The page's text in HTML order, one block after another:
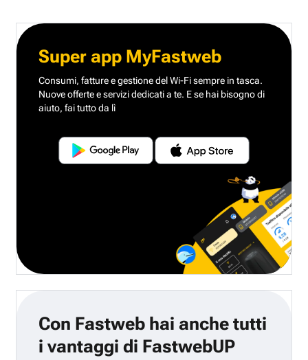
Super app MyFastweb
Consumi, fatture e gestione del Wi-Fi sempre in tasca.
Nuove offerte e servizi dedicati a te. E se hai bisogno di
aiuto, fai tutto da lì
Con Fastweb hai anche tutti
i vantaggi di FastwebUP